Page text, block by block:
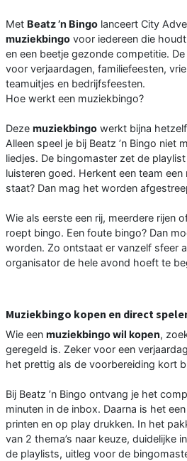
Met Beatz ’n Bingo lanceert City
muziekbingo voor iedereen die
en een beetje gezonde competitie.
voor verjaardagen, familiefeesten,
teamuitjes en bedrijfsfeesten.
Hoe werkt een muziekbingo?
Deze muziekbingo werkt bijna
Alleen speel je bij Beatz ’n Bingo niet
liedjes. De bingomaster zet de
luisteren goed. Herkent een team
staat? Dan mag het worden
Wie als eerste een rij, meerdere rijen
roept bingo. Een foute bingo? Dan
worden. Zo ontstaat er vanzelf sfeer
organisator de hele avond hoeft te
Muziekbingo kopen en direct
Wie een muziekbingo wil kopen,
geregeld is. Zeker voor een
het prettig als de voorbereiding kort
Bij Beatz ’n Bingo ontvang je het
minuten in de inbox. Daarna is het
printen en op play drukken. In het
van 2 thema’s naar keuze, duidelijke
de playlists, uitleg voor de